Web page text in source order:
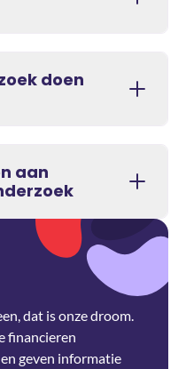
doen
aan
dat is onze droom.
financieren
geven informatie